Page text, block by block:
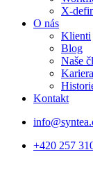
X-
O nás
Klienti
Blog
Naše
Kariera
Kontakt
+420 257